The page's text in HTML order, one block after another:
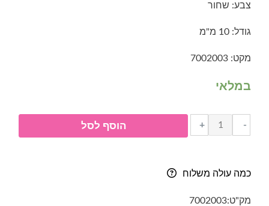
צבע: שחור
גודל: 10 מ"מ
מקט: 7002003
במלאי
-
כמות
של
לבובות
+ הוסף לסל
כמה עולה משלוח
מק"ט:7002003